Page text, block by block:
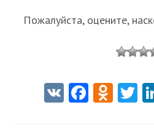
Пожалуйста, оцените,
V Fa O